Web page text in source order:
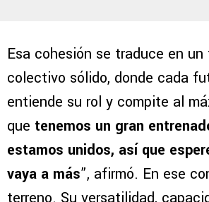
Esa cohesión se traduce en un
colectivo sólido, donde cada
entiende su rol y compite al
quetenemos un gran